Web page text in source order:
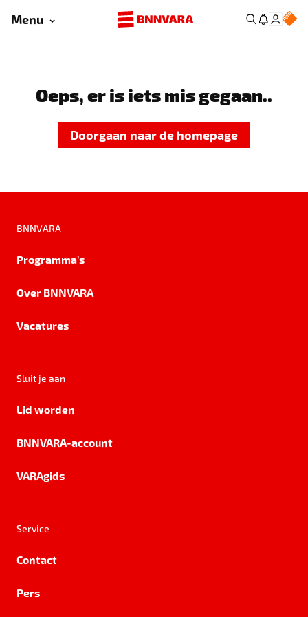
Menu
Oeps, er is iets mis gegaan..
Doorgaan naar de homepage
BNNVARA
Programma's
Over BNNVARA
Vacatures
Sluit je aan
Lid worden
BNNVARA-account
VARAgids
Service
Contact
Pers